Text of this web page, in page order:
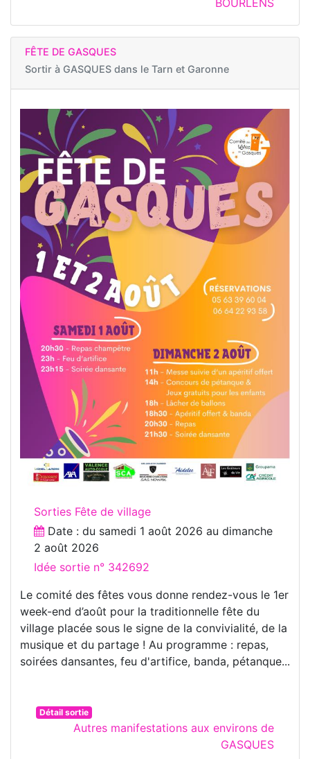
BOURLENS
FÊTE DE GASQUES
Sortir à GASQUES dans le Tarn et Garonne
Sorties Fête de village
Date : du samedi 1 août 2026 au dimanche
2 août 2026
Idée sortie n° 342692
Le comité des fêtes vous donne rendez-vous le 1er
week-end d’août pour la traditionnelle fête du
village placée sous le signe de la convivialité, de la
musique et du partage ! Au programme : repas,
soirées dansantes, feu d'artifice, banda, pétanque...
Détail sortie
Autres manifestations aux environs de
GASQUES